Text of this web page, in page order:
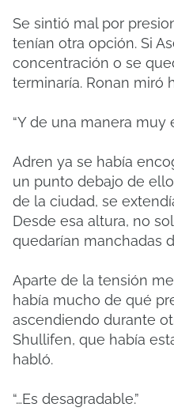
Se sintió mal por
tenían otra opción. Si
concentración o se
terminaría. Ronan miró
“Y de una manera muy
Adren ya se había
un punto debajo de
de la ciudad, se
Desde esa altura, no
quedarían manchadas
Aparte de la tensión
había mucho de qué
ascendiendo durante
Shullifen, que había
habló.
“…Es desagradable.”